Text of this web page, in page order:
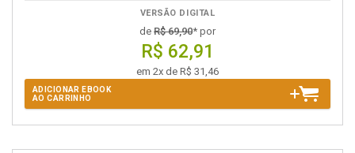
VERSÃO DIGITAL
de R$ 69,90* por
R$ 62,91
em 2x de R$ 31,46
ADICIONAR EBOOK
AO CARRINHO